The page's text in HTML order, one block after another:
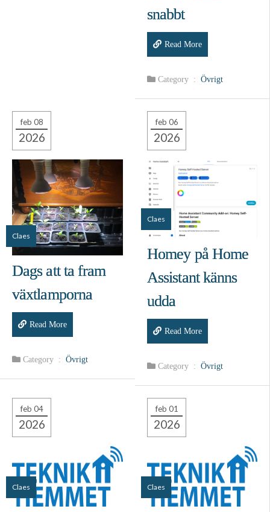
snabbt
Read More
Category : Övrigt
feb 08
2026
Claes
Dags att ta fram
växtlamporna
Read More
Category : Övrigt
feb 06
2026
Claes
Homey på Home
Assistant känns
udda
Read More
Category : Övrigt
feb 04
2026
Claes
feb 01
2026
Claes